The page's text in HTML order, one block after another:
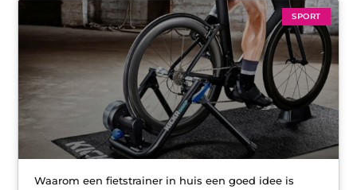
SPORT
Waarom een fietstrainer in huis een goed idee is